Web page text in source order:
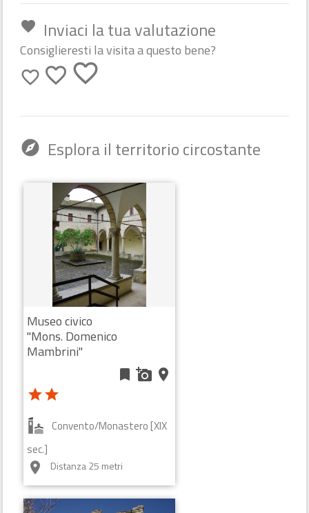
favorite Inviaci la tua valutazione
Consiglieresti la visita a questo bene?
favorite_border favorite_border favorite_border
explore Esplora il territorio circostante
Museo civico
"Mons. Domenico
Mambrini"
bookmark add_a_photo place
starstar
Convento/Monastero [XIX
sec.]
room Distanza 25 metri